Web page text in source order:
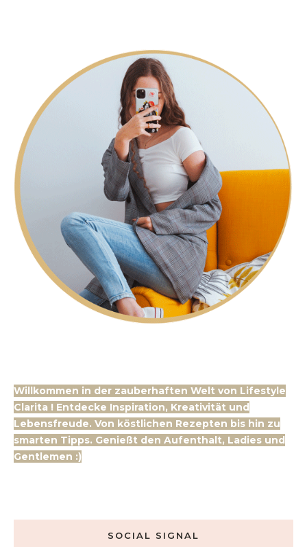
Willkommen in der zauberhaften Welt von Lifestyle
Clarita ! Entdecke Inspiration, Kreativität und
Lebensfreude. Von köstlichen Rezepten bis hin zu
smarten Tipps. Genießt den Aufenthalt, Ladies und
Gentlemen :)
SOCIAL SIGNAL